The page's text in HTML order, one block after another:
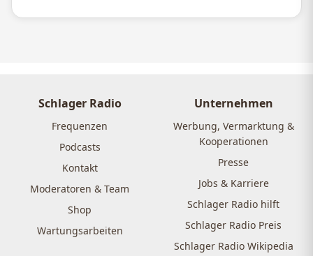
Schlager Radio
Frequenzen
Podcasts
Kontakt
Moderatoren & Team
Shop
Wartungsarbeiten
Unternehmen
Werbung, Vermarktung &
Kooperationen
Presse
Jobs & Karriere
Schlager Radio hilft
Schlager Radio Preis
Schlager Radio Wikipedia